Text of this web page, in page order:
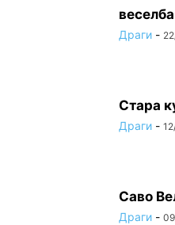
Драги -
Стара
Драги -
Саво
Драги -